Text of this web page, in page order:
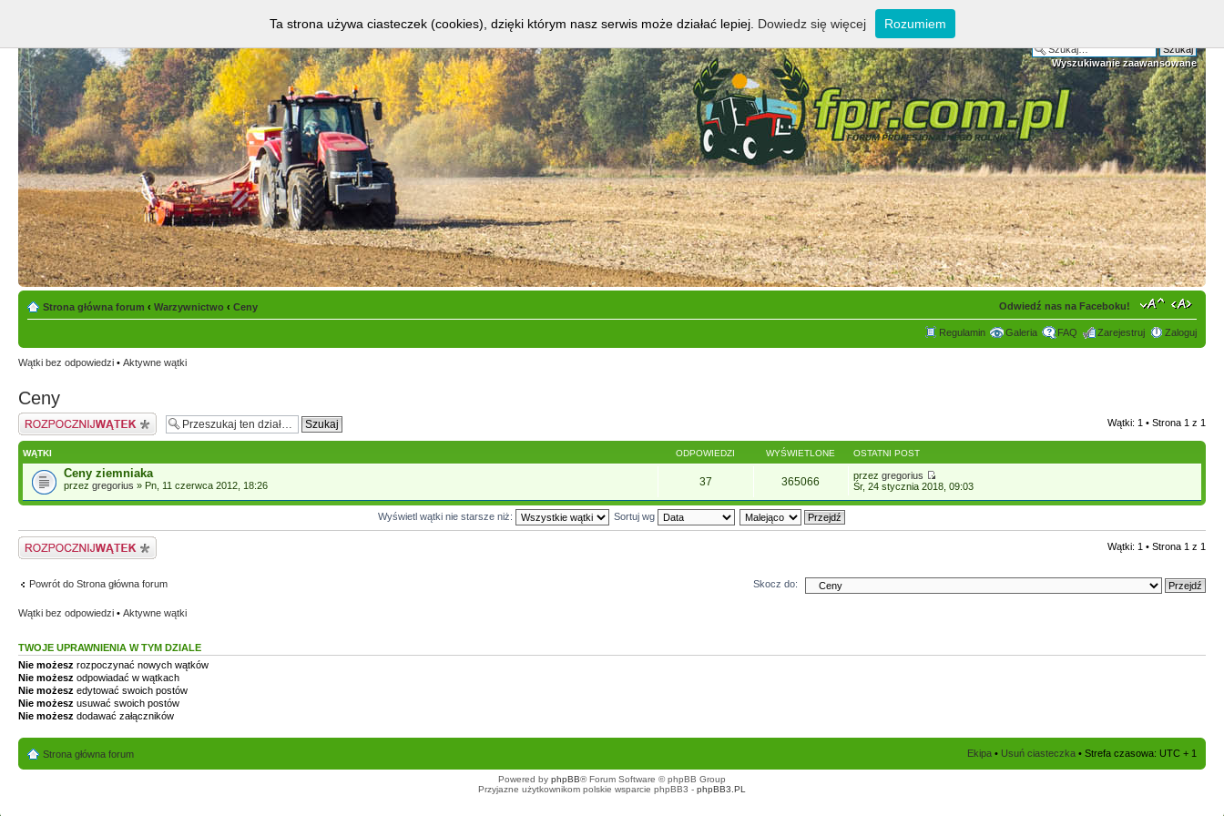
Wyszukiwanie zaawansowane
Strona główna forum ‹ Warzywnictwo ‹ Ceny Odwiedź nas na Faceboku!
Regulamin Galeria FAQ Zarejestruj Zaloguj
Wątki bez odpowiedzi • Aktywne wątki
Ceny
Napisz wątek Wątki: 1 • Strona 1 z 1
WĄTKI ODPOWIEDZI WYŚWIETLONE OSTATNI POST
Ceny ziemniaka
przez gregorius » Pn, 11 czerwca 2012, 18:26 37 365066 przezgregorius
Śr, 24 stycznia 2018, 09:03
Wyświetl wątki nie starsze niż: Sortuj wg
Napisz wątek Wątki: 1 • Strona 1 z 1
Powrót do Strona główna forum Skocz do:
Wątki bez odpowiedzi • Aktywne wątki
TWOJE UPRAWNIENIA W TYM DZIALE
Nie możesz rozpoczynać nowych wątków
Nie możesz odpowiadać w wątkach
Nie możesz edytować swoich postów
Nie możesz usuwać swoich postów
Nie możesz dodawać załączników
Strona główna forum Ekipa • Usuń ciasteczka • Strefa czasowa: UTC + 1
Powered by phpBB® Forum Software © phpBB Group
Przyjazne użytkownikom polskie wsparcie phpBB3 - phpBB3.PL
Ta strona używa ciasteczek (cookies), dzięki którym nasz serwis może działać lepiej. Dowiedz się więcej Rozumiem